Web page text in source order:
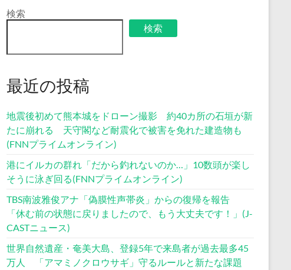
検索
検索
最近の投稿
地震後初めて熊本城をドローン撮影 約40カ所の石垣が新
たに崩れる 天守閣など耐震化で被害を免れた建造物も
(FNNプライムオンライン)
港にイルカの群れ「だから釣れないのか…」10数頭が楽し
そうに泳ぎ回る(FNNプライムオンライン)
TBS南波雅俊アナ「偽膜性声帯炎」からの復帰を報告
「休む前の状態に戻りましたので、もう大丈夫です！」(J-
CASTニュース)
世界自然遺産・奄美大島、登録5年で来島者が過去最多45
万人 「アマミノクロウサギ」守るルールと新たな課題